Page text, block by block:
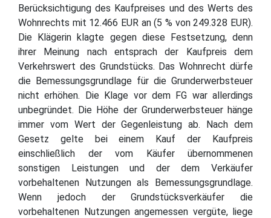
Berücksichtigung des Kaufpreises und des Werts des
Wohnrechts mit 12.466 EUR an (5 % von 249.328 EUR).
Die Klägerin klagte gegen diese Festsetzung, denn
ihrer Meinung nach entsprach der Kaufpreis dem
Verkehrswert des Grundstücks. Das Wohnrecht dürfe
die Bemessungsgrundlage für die Grunderwerbsteuer
nicht erhöhen. Die Klage vor dem FG war allerdings
unbegründet. Die Höhe der Grunderwerbsteuer hänge
immer vom Wert der Gegenleistung ab. Nach dem
Gesetz gelte bei einem Kauf der Kaufpreis
einschließlich der vom Käufer übernommenen
sonstigen Leistungen und der dem Verkäufer
vorbehaltenen Nutzungen als Bemessungsgrundlage.
Wenn jedoch der Grundstücksverkäufer die
vorbehaltenen Nutzungen angemessen vergüte, liege